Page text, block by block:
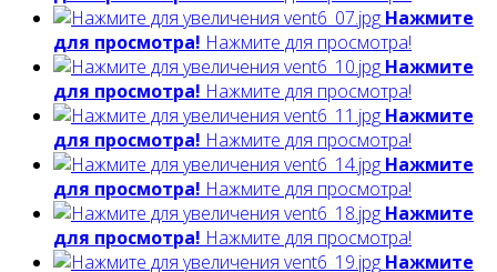
Нажмите
для просмотра! Нажмите для просмотра!
Нажмите
для просмотра! Нажмите для просмотра!
Нажмите
для просмотра! Нажмите для просмотра!
Нажмите
для просмотра! Нажмите для просмотра!
Нажмите
для просмотра! Нажмите для просмотра!
Нажмите